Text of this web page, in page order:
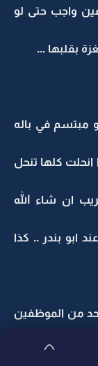
واجب حتى لو
بقلبها ...
مبتسم في باله
كلها تنحل
ان شاء الله
ابو بندر .. كذا
من الموظفين